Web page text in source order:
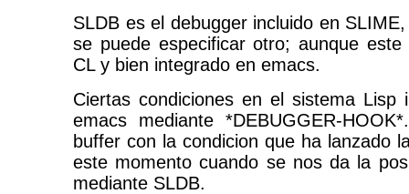
SLDB es el debugger incluido en
se puede especificar otro; aunque
CL y bien integrado en emacs.
Ciertas condiciones en el sistema Lisp
emacs mediante *DEBUGGER-
buffer con la condicion que ha lanzado
este momento cuando se nos da la
mediante SLDB.